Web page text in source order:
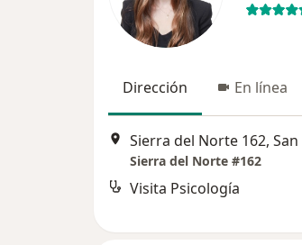
Dirección En línea
Sierra del Norte 162,
Sierra del Norte #162
Visita Psicología